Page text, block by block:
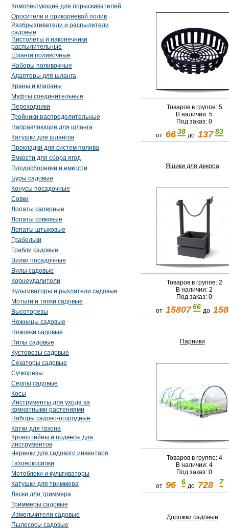
Комплектующие для опрыскивателей
Оросители и прикорневой полив
Разбрызгиватели и распылители
садовые
Пистолеты и наконечники
распылительные
Шланги поливочные
Наборы поливочные
Адаптеры для шланга
Краны и клапаны
Муфты соединительные
Переходники
Тройники распределительные
Направляющие для шланга
Катушки для шлангов
Прокладки для систем полива
Емкости для сбора ягод
Плодосборники и емкости
Буры садовые
Конусы посадочные
Совки
Лопаты саперные
Лопаты совковые
Лопаты штыковые
Грабельки
Грабли садовые
Вилки посадочные
Вилы садовые
Корнеудалители
Культиваторы и рыхлители садовые
Мотыги и тяпки садовые
Высоторезы
Ножницы садовые
Ножовки садовые
Пилы садовые
Кусторезы садовые
Секаторы садовые
Сучкорезы
Серпы садовые
Косы
Инструменты для ухода за
комнатными растениями
Наборы садово-огородные
Катки для газона
Кронштейны и подвесы для
инструментов
Черенки для садового инвентаря
Газонокосилки
Мотоблоки и культиваторы
Катушки для триммера
Лески для триммера
Триммеры садовые
Измельчители садовые
Пылесосы садовые
Товаров в группе: 5
В наличии: 5
Под заказ: 0
от 66 38до137 83
Ящики для декора
Товаров в группе: 2
В наличии: 2
Под заказ: 0
от 15807 66до
Парники
Товаров в группе: 4
В наличии: 4
Под заказ: 0
от 96 6до 728 7
Дорожки садовые